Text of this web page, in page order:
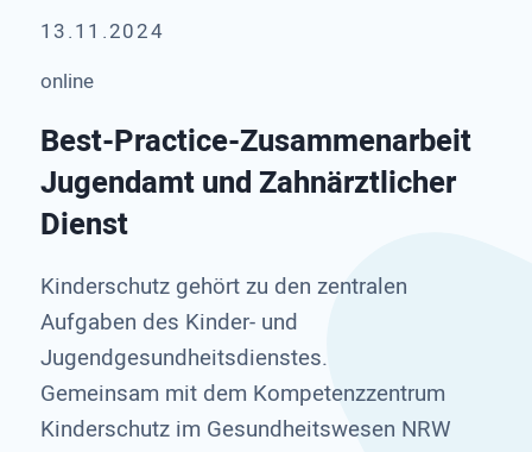
13.11.2024
online
Best-Practice-Zusammenarbeit
Jugendamt und Zahnärztlicher
Dienst
Kinderschutz gehört zu den zentralen
Aufgaben des Kinder- und
Jugendgesundheitsdienstes.
Gemeinsam mit dem Kompetenzzentrum
Kinderschutz im Gesundheitswesen NRW